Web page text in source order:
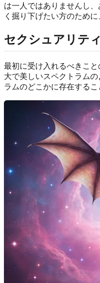
は一人ではありませんし
く掘り下げたい方のために
セクシュアリテ
最初に受け入れるべきこ
大で美しいスペクトラム
ラムのどこかに存在する